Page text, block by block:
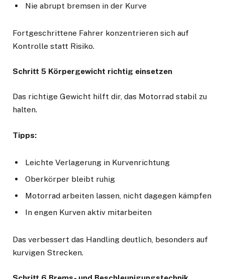
Nie abrupt bremsen in der Kurve
Fortgeschrittene Fahrer konzentrieren sich auf
Kontrolle statt Risiko.
Schritt 5 Körpergewicht richtig einsetzen
Das richtige Gewicht hilft dir, das Motorrad stabil zu
halten.
Tipps:
Leichte Verlagerung in Kurvenrichtung
Oberkörper bleibt ruhig
Motorrad arbeiten lassen, nicht dagegen kämpfen
In engen Kurven aktiv mitarbeiten
Das verbessert das Handling deutlich, besonders auf
kurvigen Strecken.